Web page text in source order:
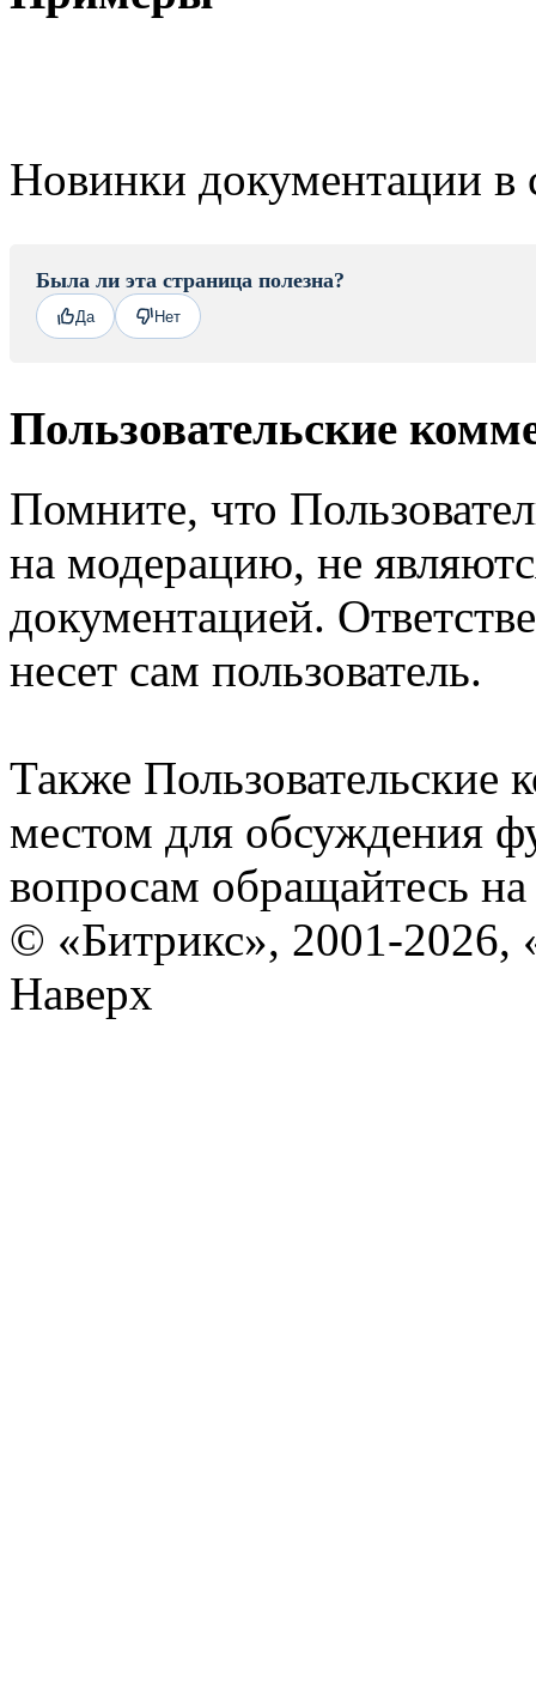
Новинки документации в
Была ли эта страница полезна?
Да Нет
Пользовательские
Помните, что
на модерацию, не
документацией.
несет сам пользователь.
Также Пользовательские
местом для обсуждения
вопросам обращайтесь
© «Битрикс», 2001-2026,
Наверх